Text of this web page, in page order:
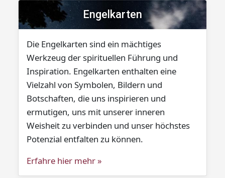
Engelkarten
Die Engelkarten sind ein mächtiges
Werkzeug der spirituellen Führung und
Inspiration. Engelkarten enthalten eine
Vielzahl von Symbolen, Bildern und
Botschaften, die uns inspirieren und
ermutigen, uns mit unserer inneren
Weisheit zu verbinden und unser höchstes
Potenzial entfalten zu können.
Erfahre hier mehr »